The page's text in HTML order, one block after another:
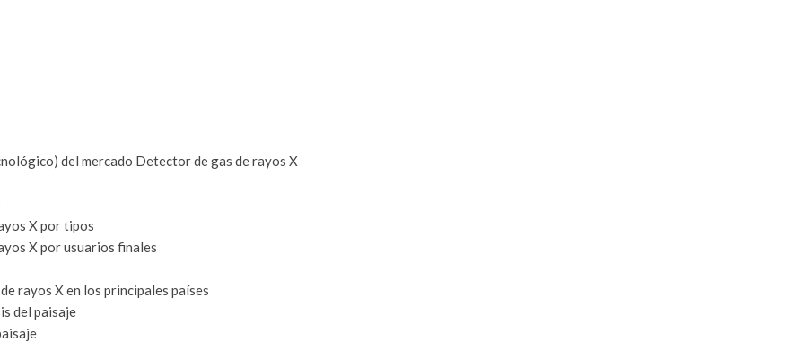
del mercado Detector de gas de rayos X
X por tipos
X por usuarios finales
rayos X en los principales países
del paisaje